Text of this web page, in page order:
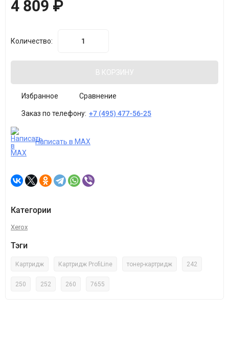
4 809 ₽
Количество:
В КОРЗИНУ
Избранное Сравнение
Заказ по телефону: +7 (495) 477-56-25
Написать в MAX
Категории
Xerox
Тэги
Картридж Картридж ProfiLine тонер-картридж 242
250 252 260 7655